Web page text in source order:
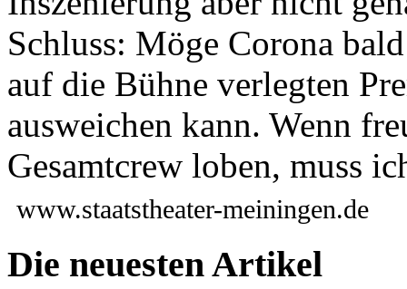
Schluss: Möge Corona
auf die Bühne verlegten
ausweichen kann. Wenn
Gesamtcrew loben, muss
www.staatstheater-meiningen.de
Die neuesten Artikel